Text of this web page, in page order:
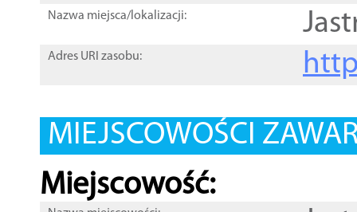
Nazwa miejsca/lokalizacji:
Adres URI zasobu:
MIEJSCOWOŚCI
Miejscowość: